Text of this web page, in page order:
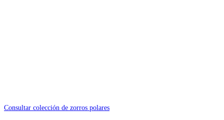
Consultar colección de zorros polares